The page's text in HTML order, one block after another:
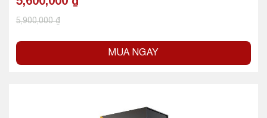
5,900,000₫
MUA NGAY